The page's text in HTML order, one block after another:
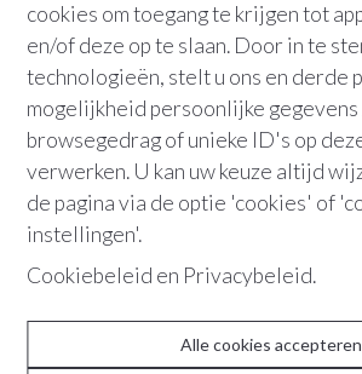
cookies om toegang te krijgen tot
en/of deze op te slaan. Door in te
technologieën, stelt u ons en derde
mogelijkheid persoonlijke gegevens
browsegedrag of unieke ID's op
verwerken. U kan uw keuze altijd
de pagina via de optie 'cookies' of
instellingen'.
Cookiebeleid en Privacybeleid.
Alle cookies accepteren
Terras tuin
+32 486 36 21 10
"Stilte achter de gevel, licht
ruimte. deze statige
trapzaal met lichtkoepel en